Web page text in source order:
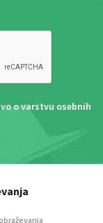
o varstvu osebnih